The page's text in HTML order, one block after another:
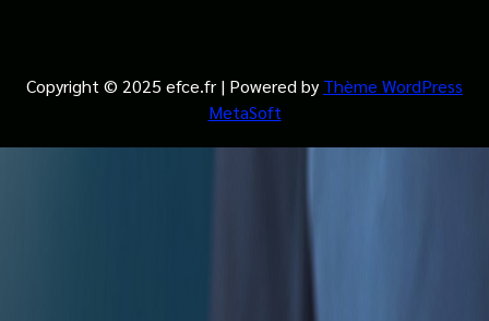
Copyright © 2025 efce.fr | Powered by Thème WordPress
MetaSoft